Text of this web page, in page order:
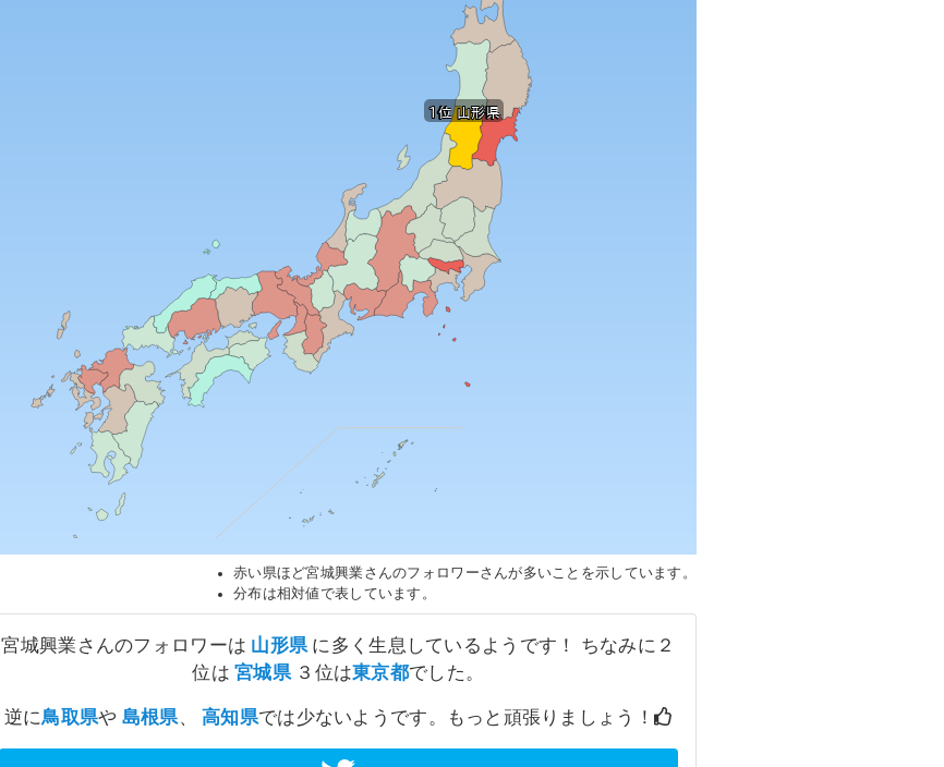
1位 山形県
1位 山形県
赤い県ほど宮城興業さんのフォロワーさんが多いことを示しています。
分布は相対値で表しています。
宮城興業さんのフォロワーは 山形県に多く生息しているようです！ ちなみに２
位は宮城県３位は東京都でした。
逆に鳥取県や 島根県、高知県では少ないようです。もっと頑張りましょう！